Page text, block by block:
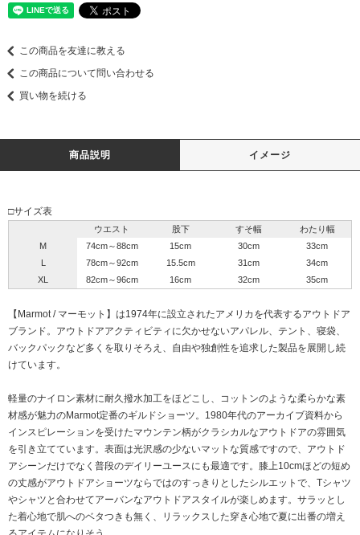
この商品を友達に教える
この商品について問い合わせる
買い物を続ける
商品説明 イメージ
□サイズ表
ウエスト 股下 すそ幅
わたり幅
M
74cm～88cm 15cm 30cm
33cm
L
78cm～92cm 15.5cm 31cm
34cm
XL
82cm～96cm 16cm 32cm 35cm
【Marmot / マーモット】は1974年に設立されたアメリカを代表するアウトドア
ブランド。アウトドアアクティビティに欠かせないアパレル、テント、寝袋、
バックパックなど多くを取りそろえ、自由や独創性を追求した製品を展開し続
けています。
軽量のナイロン素材に耐久撥水加工をほどこし、コットンのような柔らかな素
材感が魅力のMarmot定番のギルドショーツ。1980年代のアーカイブ資料から
インスピレーションを受けたマウンテン柄がクラシカルなアウトドアの雰囲気
を引き立てています。表面は光沢感の少ないマットな質感ですので、アウトド
アシーンだけでなく普段のデイリーユースにも最適です。膝上10cmほどの短め
の丈感がアウトドアショーツならではのすっきりとしたシルエットで、Tシャツ
やシャツと合わせてアーバンなアウトドアスタイルが楽しめます。サラッとし
た着心地で肌へのベタつきも無く、リラックスした穿き心地で夏に出番の増え